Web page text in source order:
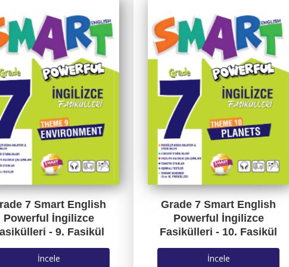
7 Smart English
Powerful İngilizce
- 9. Fasikül
İncele
Grade 7 Smart English
Powerful İngilizce
Fasikülleri - 10. Fasikül
İncele